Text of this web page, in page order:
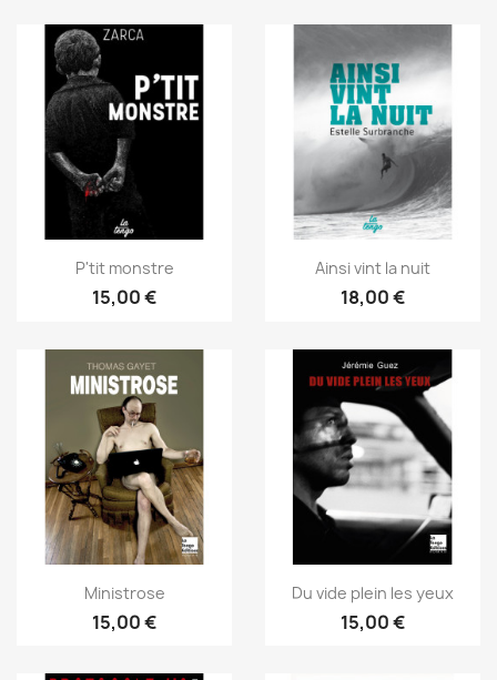
P'tit monstre
15,00 €
Ainsi vint la nuit
18,00 €
Ministrose
15,00 €
Du vide plein les yeux
15,00 €